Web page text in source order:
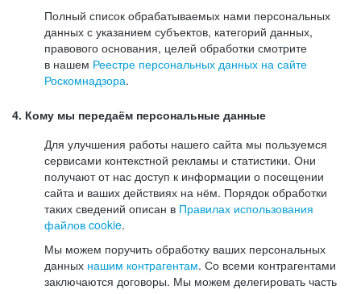
Полный список обрабатываемых нами персональных
данных с указанием субъектов, категорий данных,
правового основания, целей обработки смотрите
в нашем Реестре персональных данных на сайте
Роскомнадзора.
4. Кому мы передаём персональные данные
Для улучшения работы нашего сайта мы пользуемся
сервисами контекстной рекламы и статистики. Они
получают от нас доступ к информации о посещении
сайта и ваших действиях на нём. Порядок обработки
таких сведений описан в Правилах использования
файлов cookie.
Мы можем поручить обработку ваших персональных
данных нашим контрагентам. Со всеми контрагентами
заключаются договоры. Мы можем делегировать часть